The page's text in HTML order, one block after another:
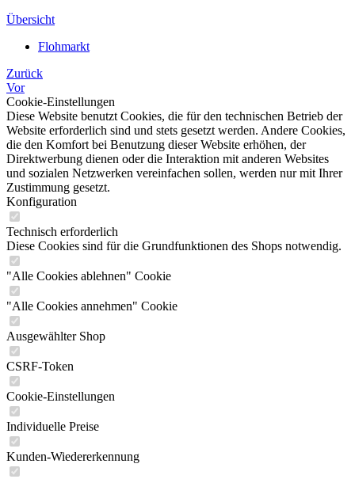
Übersicht
Flohmarkt
Zurück
Vor
Cookie-Einstellungen
Diese Website benutzt Cookies, die für den technischen Betrieb der
Website erforderlich sind und stets gesetzt werden. Andere Cookies,
die den Komfort bei Benutzung dieser Website erhöhen, der
Direktwerbung dienen oder die Interaktion mit anderen Websites
und sozialen Netzwerken vereinfachen sollen, werden nur mit Ihrer
Zustimmung gesetzt.
Konfiguration
Technisch erforderlich
Diese Cookies sind für die Grundfunktionen des Shops notwendig.
"Alle Cookies ablehnen" Cookie
"Alle Cookies annehmen" Cookie
Ausgewählter Shop
CSRF-Token
Cookie-Einstellungen
Individuelle Preise
Kunden-Wiedererkennung